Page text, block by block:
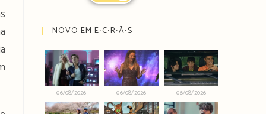
NOVO EM E∙C∙R∙Ã∙S
06/08/2026 06/08/2026 06/08/2026